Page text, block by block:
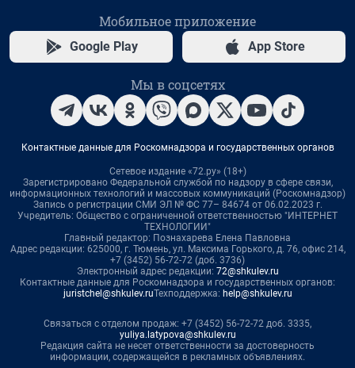
Мобильное приложение
Google Play App Store
Мы в соцсетях
Контактные данные для Роскомнадзора и государственных органов
Сетевое издание «72.ру» (18+)
Зарегистрировано Федеральной службой по надзору в сфере связи,
информационных технологий и массовых коммуникаций (Роскомнадзор)
Запись о регистрации СМИ ЭЛ № ФС 77– 84674 от 06.02.2023 г.
Учредитель: Общество с ограниченной ответственностью "ИНТЕРНЕТ
ТЕХНОЛОГИИ"
Главный редактор: Познахарева Елена Павловна
Адрес редакции: 625000, г. Тюмень, ул. Максима Горького, д. 76, офис 214,
+7 (3452) 56-72-72 (доб. 3736)
Электронный адрес редакции: 72@shkulev.ru
Контактные данные для Роскомнадзора и государственных органов:
juristchel@shkulev.ruТехподдержка: help@shkulev.ru
Связаться с отделом продаж: +7 (3452) 56-72-72 доб. 3335,
yuliya.latypova@shkulev.ru
Редакция сайта не несет ответственности за достоверность
информации, содержащейся в рекламных объявлениях.